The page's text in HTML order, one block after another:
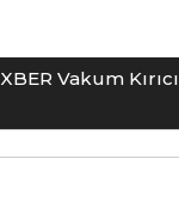
XBER Vakum Kırıcı